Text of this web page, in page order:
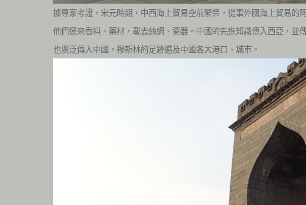
據專家考證，宋元時期，中西海上貿易空前繁榮，從事外國海上貿易的
他們運來香料、藥材，載去絲綢、瓷器。 中國的先進知識傳入西亞，並
也廣泛傳入中國，穆斯林的足跡遍及中國各大港口、城市。